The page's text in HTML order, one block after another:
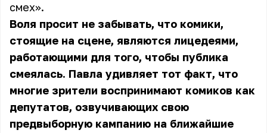
смех».
Воля просит не забывать, что комики,
стоящие на сцене, являются лицедеями,
работающими для того, чтобы публика
смеялась. Павла удивляет тот факт, что
многие зрители воспринимают комиков как
депутатов, озвучивающих свою
предвыборную кампанию на ближайшие